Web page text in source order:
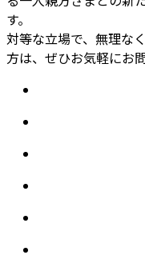
す。
対等な立場で、無理な
方は、ぜひお気軽にお